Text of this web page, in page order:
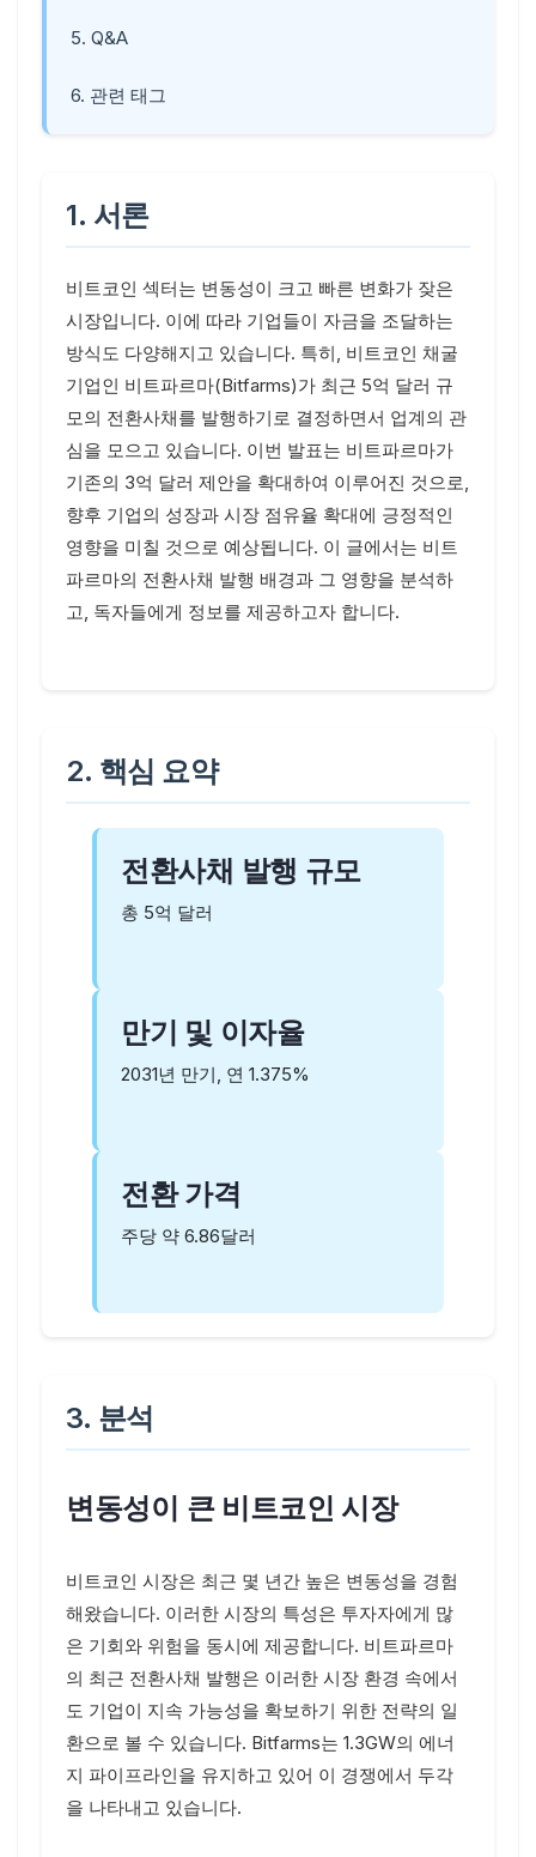
5. Q&A
6. 관련 태그
1. 서론
비트코인 섹터는 변동성이 크고 빠른 변화가 잦은
시장입니다. 이에 따라 기업들이 자금을 조달하는
방식도 다양해지고 있습니다. 특히, 비트코인 채굴
기업인 비트파르마(Bitfarms)가 최근 5억 달러 규
모의 전환사채를 발행하기로 결정하면서 업계의 관
심을 모으고 있습니다. 이번 발표는 비트파르마가
기존의 3억 달러 제안을 확대하여 이루어진 것으로,
향후 기업의 성장과 시장 점유율 확대에 긍정적인
영향을 미칠 것으로 예상됩니다. 이 글에서는 비트
파르마의 전환사채 발행 배경과 그 영향을 분석하
고, 독자들에게 정보를 제공하고자 합니다.
2. 핵심 요약
전환사채 발행 규모
총 5억 달러
만기 및 이자율
2031년 만기, 연 1.375%
전환 가격
주당 약 6.86달러
3. 분석
변동성이 큰 비트코인 시장
비트코인 시장은 최근 몇 년간 높은 변동성을 경험
해왔습니다. 이러한 시장의 특성은 투자자에게 많
은 기회와 위험을 동시에 제공합니다. 비트파르마
의 최근 전환사채 발행은 이러한 시장 환경 속에서
도 기업이 지속 가능성을 확보하기 위한 전략의 일
환으로 볼 수 있습니다. Bitfarms는 1.3GW의 에너
지 파이프라인을 유지하고 있어 이 경쟁에서 두각
을 나타내고 있습니다.